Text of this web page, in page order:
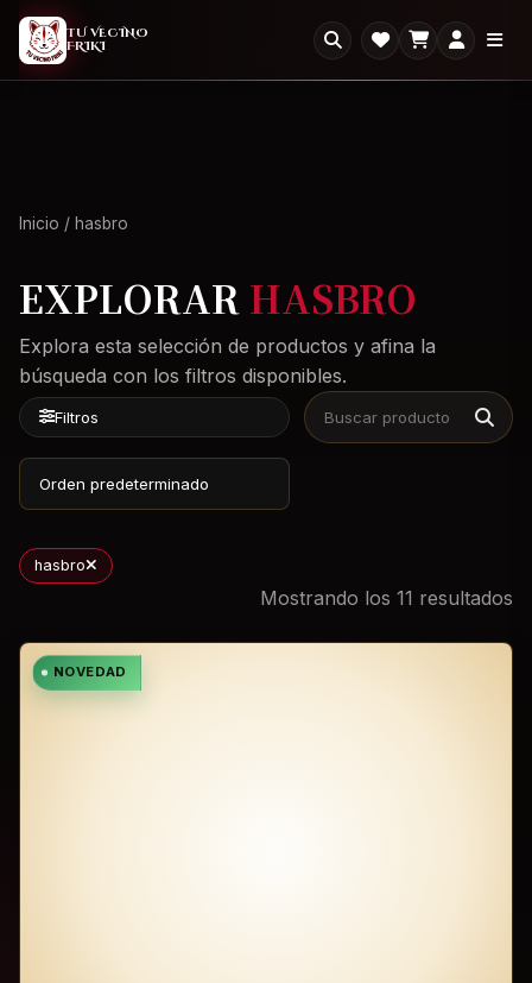
2X1 2x1 en todo el Outlet: llevate dos, paga uno.
×
TU VECINO
FRIKI
Inicio / hasbro
EXPLORAR HASBRO
Explora esta selección de productos y afina la
búsqueda con los filtros disponibles.
Filtros
hasbro
Mostrando los 11 resultados
NOVEDAD